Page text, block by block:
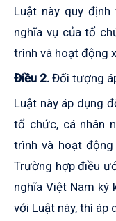
Luật này quy định
nghĩa vụ của tổ
trình và hoạt động
Điều 2. Đối tượng
Luật này áp dụng
tổ chức, cá nhân
trình và hoạt
Trường hợp điều
nghĩa Việt Nam ký
với Luật này, thì áp